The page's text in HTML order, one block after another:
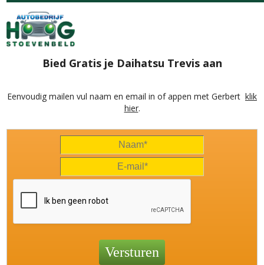
Bied Gratis je Daihatsu Trevis aan
Eenvoudig mailen vul naam en email in of appen met Gerbert klik
hier.